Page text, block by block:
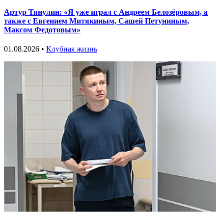
Артур Тянулин: «Я уже играл с Андреем Белозёровым, а
также с Евгением Митякиным, Сашей Петуниным,
Максом Федотовым»
01.08.2026 • Клубная жизнь